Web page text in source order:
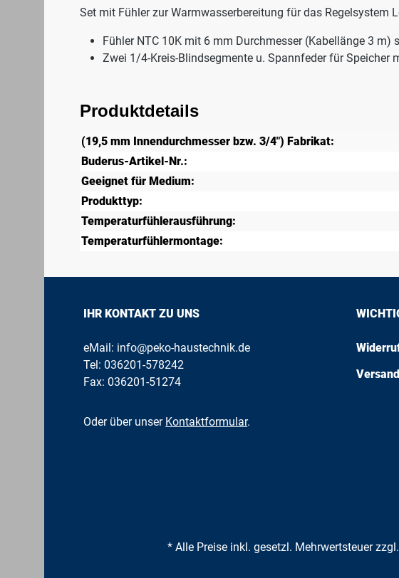
Set mit Fühler zur Warmwasserbereitung für das Regelsystem
Fühler NTC 10K mit 6 mm Durchmesser (Kabellänge 3 m)
Zwei 1/4-Kreis-Blindsegmente u. Spannfeder für Speicher
Produktdetails
(19,5 mm Innendurchmesser bzw. 3/4") Fabrikat:
Buderus-Artikel-Nr.:
Geeignet für Medium:
Produkttyp:
Temperaturfühlerausführung:
Temperaturfühlermontage:
IHR KONTAKT ZU UNS
eMail: info@peko-haustechnik.de
Tel:036201-578242
Fax: 036201-51274
Oder über unser Kontaktformular.
* Alle Preise inkl. gesetzl. Mehrwertsteuer zzgl.